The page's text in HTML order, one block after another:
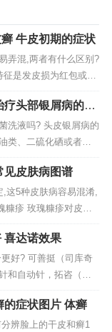
牛皮初期的症状
弄混,两者有什么区别?
是发皮损为红包或褐
屑，随后逐渐扩展形
，相邻者可相互融
2、皮疹与体癣相同，
发生，病人肥胖，多
...
头部银屑病的药
洗液吗? 头皮银屑病的
类、二硫化硒或者硫
其中含有水杨酸，当
皮质激素乳膏偏油。
，这种情况一般不会
皮肤科就诊，酮康康
硒洗头...
见皮肤病图谱
这5种皮肤病容易混淆,
疹 玫瑰糠疹对皮肤
及躯干，皮肤损害的
的。患者皮肤表面会
特点是薄并且细小
病，例如：皮炎、湿
喜达诺效果
好? 可善挺（司库奇
和自动针，拓咨（依
射情况下自动针便利
无明显差异。但是据
者说，拓咨打起来比
的症状图片 体癣
辨脸上的干皮和癣1